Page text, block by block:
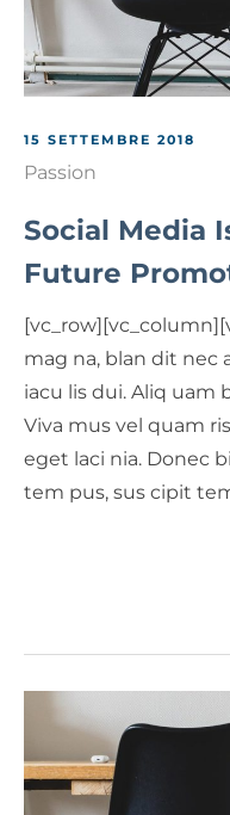
15 SETTEMBRE 2018
Passion
Social Media
Future
mag na, blan dit nec
iacu lis dui. Aliq uam
Viva mus vel quam
eget laci nia. Donec
tem pus, sus cipit